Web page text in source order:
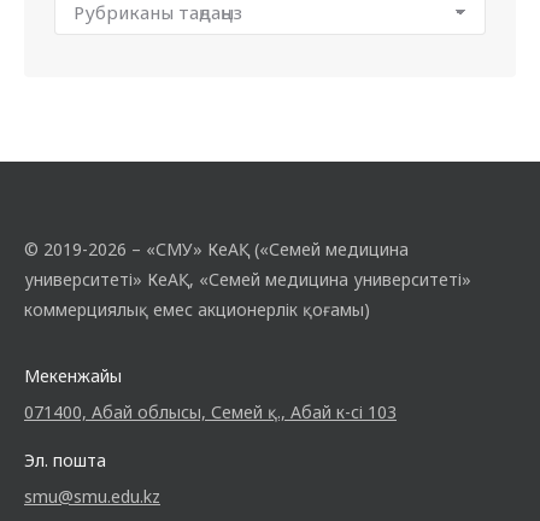
© 2019-2026 – «СМУ» КеАҚ («Семей медицина
университеті» КеАҚ, «Семей медицина университеті»
коммерциялық емес акционерлік қоғамы)
Мекенжайы
071400, Абай облысы, Семей қ., Абай к-сі 103
Эл. пошта
smu@smu.edu.kz